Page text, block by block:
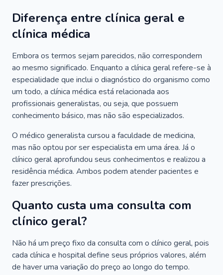
Diferença entre clínica geral e
clínica médica
Embora os termos sejam parecidos, não correspondem
ao mesmo significado. Enquanto a clínica geral refere-se à
especialidade que inclui o diagnóstico do organismo como
um todo, a clínica médica está relacionada aos
profissionais generalistas, ou seja, que possuem
conhecimento básico, mas não são especializados.
O médico generalista cursou a faculdade de medicina,
mas não optou por ser especialista em uma área. Já o
clínico geral aprofundou seus conhecimentos e realizou a
residência médica. Ambos podem atender pacientes e
fazer prescrições.
Quanto custa uma consulta com
clínico geral?
Não há um preço fixo da consulta com o clínico geral, pois
cada clínica e hospital define seus próprios valores, além
de haver uma variação do preço ao longo do tempo.